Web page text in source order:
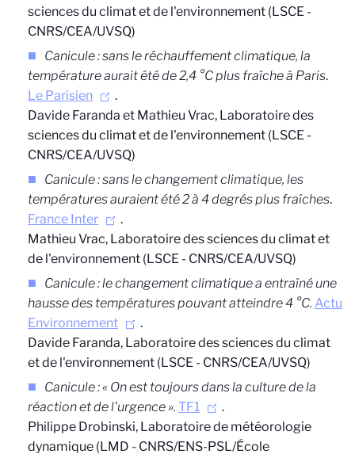
sciences du climat et de l'environnement (LSCE -
CNRS/CEA/UVSQ)
Canicule : sans le réchauffement climatique, la
température aurait été de 2,4 °C plus fraîche à Paris.
Le Parisien
.
Davide Faranda et Mathieu Vrac, Laboratoire des
sciences du climat et de l'environnement (LSCE -
CNRS/CEA/UVSQ)
Canicule : sans le changement climatique, les
températures auraient été 2 à 4 degrés plus fraîches.
France Inter
.
Mathieu Vrac, Laboratoire des sciences du climat et
de l'environnement (LSCE - CNRS/CEA/UVSQ)
Canicule : le changement climatique a entraîné une
hausse des températures pouvant atteindre 4 °C. Actu
Environnement
.
Davide Faranda, Laboratoire des sciences du climat
et de l'environnement (LSCE - CNRS/CEA/UVSQ)
Canicule :« On est toujours dans la culture de la
réaction et de l'urgence». TF1
.
Philippe Drobinski, Laboratoire de météorologie
dynamique (LMD - CNRS/ENS-PSL/École